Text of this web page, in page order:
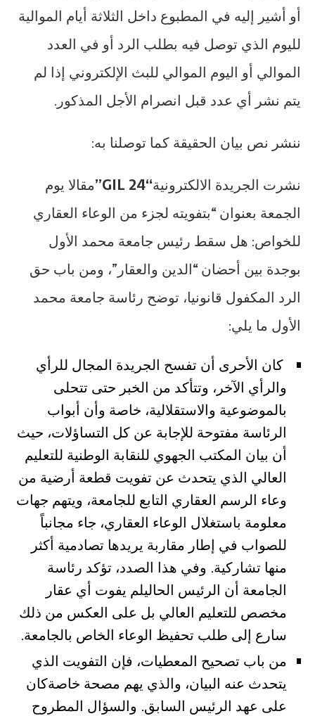
أو أشير إليه في المطبوع داخل الثلاثة أيام الموالية
لليوم الذي توصل فيه بطلب الرد أو في العدد
الموالي أو اليوم الموالي للبث الإلكتروني إذا لم
يتم نشر أي عدد قبل انصرام الأجل المذكور.
ننشر نص بيان الحقيقة كما توصلنا به:
نشرت الجريدة الالكترونية“GIL 24”
مقالا يوم
الجمعة بعنوان “بتفويته لجزء من الوعاء العقاري
للخواص: هل سقط رئيس جامعة محمد الأول
بوجدة بين أحضان “الدين والعقار”، ومن باب حق
الرد المكفول قانونيا، توضح رئاسة جامعة محمد
الأول ما يلي:
‎ كان الأحرى أن تفسح الجريدة المجال للرأي
والرأي الآخر، وتتأكد من الخبر حتى تتحلى
بالموضوعية والاستقلالية، خاصة وأن أبواب
الرئاسة مفتوحة للإجابة عن كل التساؤلات، حيث
أن بيان المكتب الجهوي للنقابة الوطنية للتعليم
العالي الذي يتحدث عن تفويت قطعة أرضية من
وعاء الرسم العقاري التابع للجامعة، ويتهم جهات
معلومة باستغلال الوعاء العقاري، جاء مجانباً
للصواب في إطار مقاربة يريدها تصادمية أكثر
منها تشاركية. وفي هذا الصدد، تؤكد رئاسة
الجامعة أن الرئيس الحاليلم يفوت أي عقار
مخصص للتعليم العالي بل على العكس من ذلك
سارع إلى طلب تحفيظ الوعاء الخاص بالجامعة.
‎من باب تصحيح المعطيات، فإن التفويت الذي
يتحدث عنه البيان، والذي يهم مصحة خاصةكان
على عهد الرئيس السابق. والسؤال المطروح